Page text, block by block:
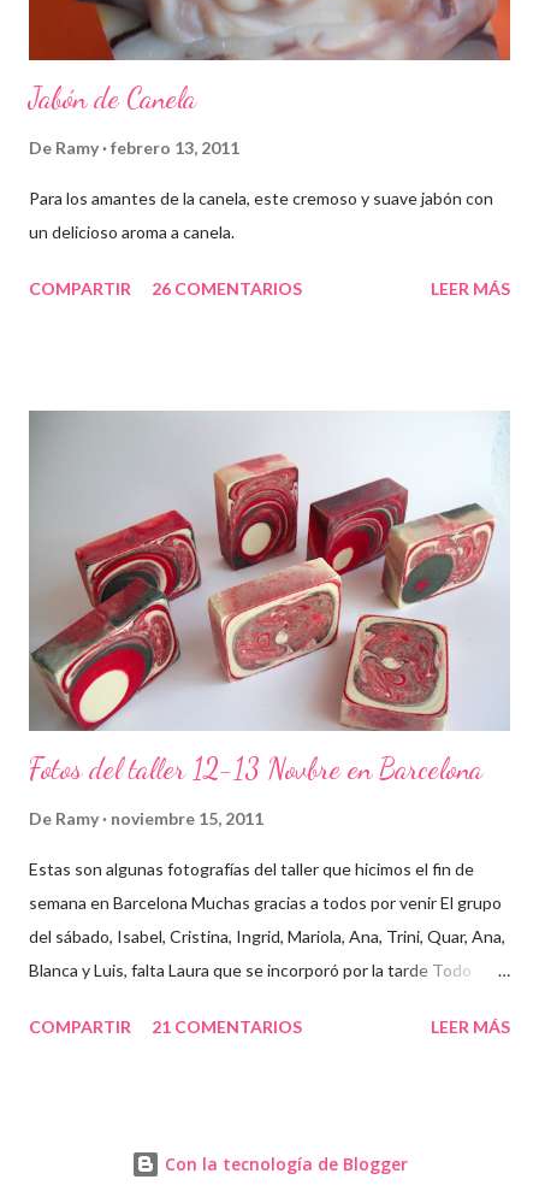
Jabón de Canela
De Ramy febrero 13, 2011
Para los amantes de la canela, este cremoso y suave jabón con
un delicioso aroma a canela.
COMPARTIR 26 COMENTARIOS LEER MÁS
Fotos del taller 12-13 Novbre en Barcelona
De Ramy noviembre 15, 2011
Estas son algunas fotografías del taller que hicimos el fin de
semana en Barcelona Muchas gracias a todos por venir El grupo
del sábado, Isabel, Cristina, Ingrid, Mariola, Ana, Trini, Quar, Ana,
Blanca y Luis, falta Laura que se incorporó por la tarde Todo
primero un poco de teórica para tener claro lo que tenemos que
las batidoras! Cristina y Blanca Mariola... está guapa hasta con
COMPARTIR 21 COMENTARIOS LEER MÁS
Con la tecnología de Blogger